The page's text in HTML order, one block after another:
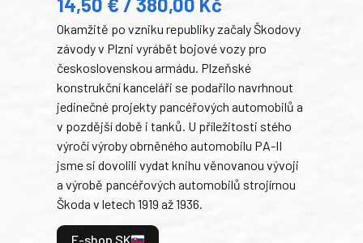
Okamžitě po vzniku republiky začaly Škodovy
závody v Plzni vyrábět bojové vozy pro
československou armádu. Plzeňské
konstrukční kanceláři se podařilo navrhnout
jedinečné projekty pancéřových automobilů a
v pozdější době i tanků. U příležitosti stého
výročí výroby obrněného automobilu PA-II
jsme si dovolili vydat knihu věnovanou vývoji
a výrobě pancéřových automobilů strojírnou
Škoda v letech 1919 až 1936.
E-shop SK